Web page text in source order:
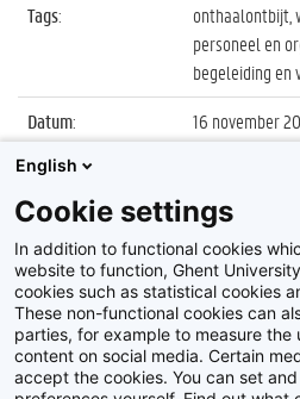
Tags:
onthaalontbijt,
personeel en
begeleiding en
Datum:
16 november
Identificatienummer
Album:
Onthaalontbijt
medewerkers
English
Cookie settings
In addition to functional cookies
website to function, Ghent
cookies such as statistical cookies
These non-functional cookies can
parties, for example to measure the
content on social media. Certain
accept the cookies. You can set